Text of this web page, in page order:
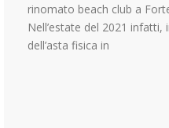
rinomato beach club a
Nell’estate del 2021 infatti,
dell’asta fisica in